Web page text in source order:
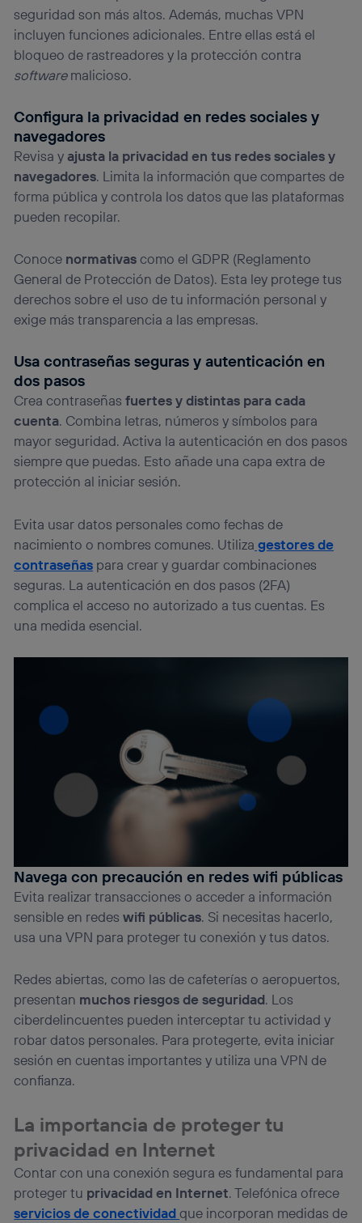
seguridad son más altos. Además, muchas VPN
incluyen funciones adicionales. Entre ellas está el
bloqueo de rastreadores y la protección contra
softwaremalicioso.
Configura la privacidad en redes sociales y
navegadores
Revisa y ajusta la privacidad en tus redes sociales y
navegadores. Limita la información que compartes de
forma pública y controla los datos que las plataformas
pueden recopilar.
Conoce normativascomo el GDPR (Reglamento
General de Protección de Datos). Esta ley protege tus
derechos sobre el uso de tu información personal y
exige más transparencia a las empresas.
Usa contraseñas seguras y autenticación en
dos pasos
Crea contraseñas fuertes y distintas para cada
cuenta. Combina letras, números y símbolos para
mayor seguridad. Activa la autenticación en dos pasos
siempre que puedas. Esto añade una capa extra de
protección al iniciar sesión.
Evita usar datos personales como fechas de
nacimiento o nombres comunes. Utiliza gestores de
contraseñas para crear y guardar combinaciones
seguras. La autenticación en dos pasos (2FA)
complica el acceso no autorizado a tus cuentas. Es
una medida esencial.
Navega con precaución en redes wifi públicas
Evita realizar transacciones o acceder a información
sensible en redes wifi públicas. Si necesitas hacerlo,
usa una VPN para proteger tu conexión y tus datos.
Redes abiertas, como las de cafeterías o aeropuertos,
presentan muchos riesgos de seguridad. Los
ciberdelincuentes pueden interceptar tu actividad y
robar datos personales. Para protegerte, evita iniciar
sesión en cuentas importantes y utiliza una VPN de
confianza.
La importancia de proteger tu
privacidad en Internet
Contar con una conexión segura es fundamental para
proteger tu privacidad en Internet. Telefónica ofrece
servicios de conectividadque incorporan medidas de